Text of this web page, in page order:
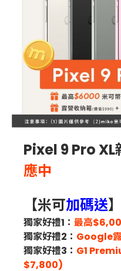
Pixel 9 Pro
應中
【米可加碼送】
獨家好禮1： 最高
獨家好禮2： Google
獨家好禮3： G1
$7,800)